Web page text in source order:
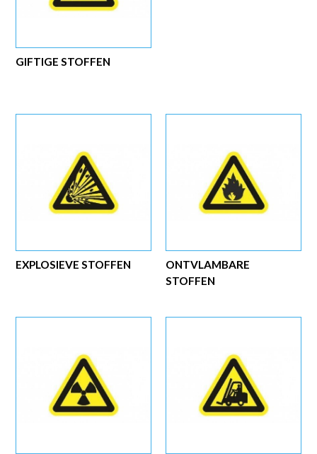
GIFTIGE STOFFEN
ONTVLAMBARE
STOFFEN
EXPLOSIEVE STOFFEN